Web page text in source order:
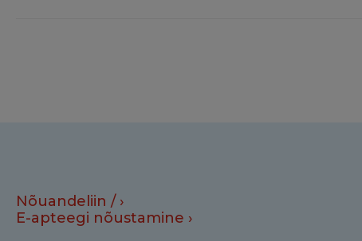
Nõuandeliin /
E-apteegi nõustamine